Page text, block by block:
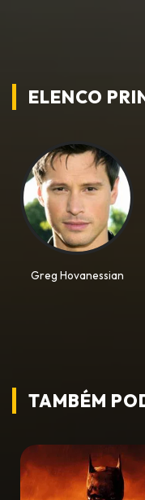
ELENCO
Greg Hovanessian
TAMBÉM